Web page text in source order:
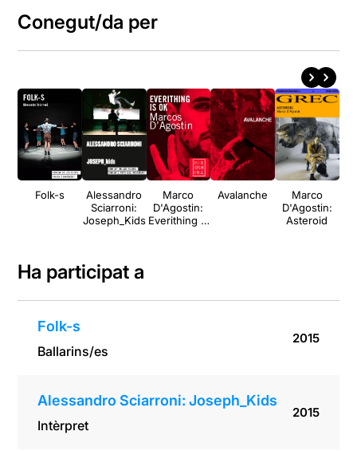
Conegut/da per
Folk-s
Alessandro
Sciarroni:
Joseph_Kids
Marco
D'Agostin:
Everithing is
Avalanche
Marco
D'Agostin:
Asteroid
Ha participat a
Folk-s
Ballarins/es
2015
Alessandro Sciarroni: Joseph_Kids
Intèrpret
2015